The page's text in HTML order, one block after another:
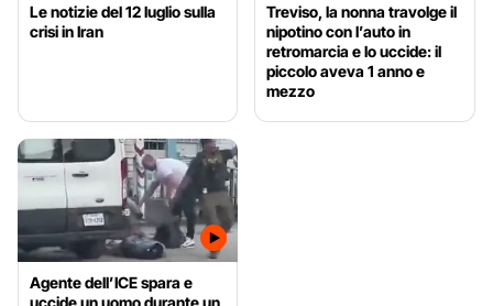
Le notizie del 12 luglio sulla
crisi in Iran
Treviso, la nonna travolge il
nipotino con l’auto in
retromarcia e lo uccide: il
piccolo aveva 1 anno e
mezzo
Agente dell’ICE spara e